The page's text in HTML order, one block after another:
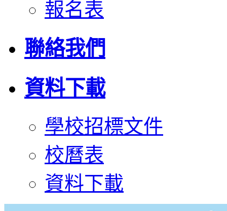
報名表
聯絡我們
資料下載
學校招標文件
校曆表
資料下載